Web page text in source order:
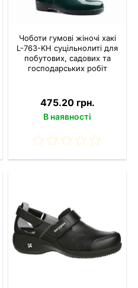
Чоботи гумові жіночі хакі
L-763-KH суцільнолиті для
побутових, садових та
господарських робіт
475.20 грн.
В наявності